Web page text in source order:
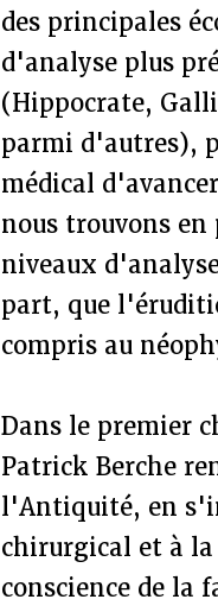
des principales
d'analyse plus
(Hippocrate,
parmi d'autres),
médical
nous trouvons
niveaux
part, que
compris au
Dans le premier
Patrick Berche
l'Antiquité, en
chirurgical et à la
conscience de la